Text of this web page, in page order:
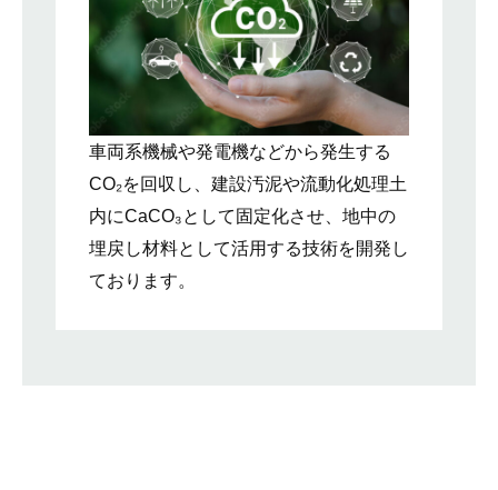
車両系機械や発電機などから発生する
CO₂を回収し、建設汚泥や流動化処理土
内にCaCO₃として固定化させ、地中の
埋戻し材料として活用する技術を開発し
ております。